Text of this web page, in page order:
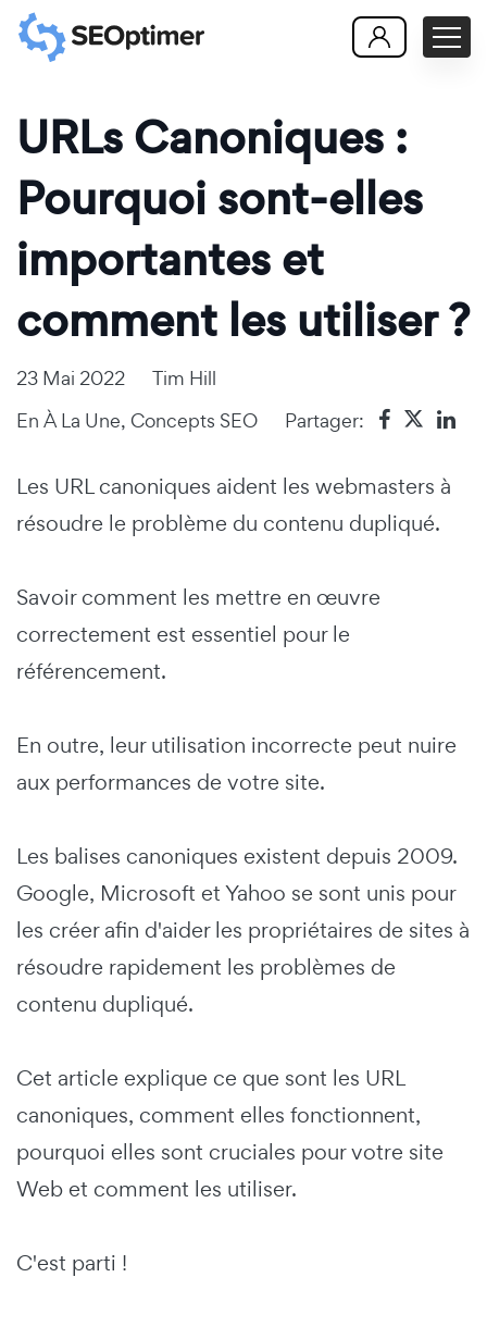
URLs Canoniques :
Pourquoi sont-elles
importantes et
comment les utiliser ?
23 Mai 2022
Tim Hill
En À La Une, Concepts SEO Partager:
Les URL canoniques aident les webmasters à
résoudre le problème du contenu dupliqué.
Savoir comment les mettre en œuvre
correctement est essentiel pour le
référencement.
En outre, leur utilisation incorrecte peut nuire
aux performances de votre site.
Les balises canoniques existent depuis 2009.
Google, Microsoft et Yahoo se sont unis pour
les créer afin d'aider les propriétaires de sites à
résoudre rapidement les problèmes de
contenu dupliqué.
Cet article explique ce que sont les URL
canoniques, comment elles fonctionnent,
pourquoi elles sont cruciales pour votre site
Web et comment les utiliser.
C'est parti !